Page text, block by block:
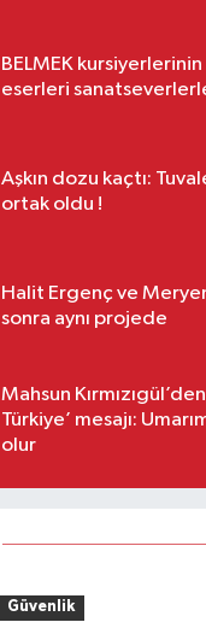
BELMEK
eserleri
Aşkın dozu kaçtı:
ortak oldu !
Halit Ergenç ve
sonra aynı projede
Mahsun
Türkiye’ mesajı:
olur
Güvenlik